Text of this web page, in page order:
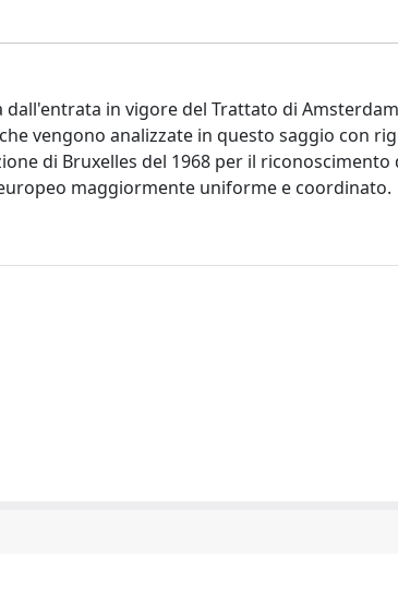
in vigore del Trattato di
vengono analizzate in questo saggio con
di Bruxelles del 1968 per il riconoscimento
maggiormente uniforme e coordinato.